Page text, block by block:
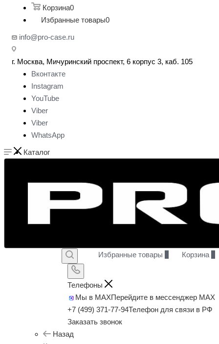
Корзина0
Избранные товары0
info@pro-case.ru
г. Москва, Мичуринский проспект, 6 корпус 3, каб. 105
Вконтакте
Instagram
YouTube
Viber
Viber
WhatsApp
Избранные товары Корзина
Телефоны
Мы в MAXПерейдите в мессенджер MAX
+7 (499) 371-77-94Телефон для связи в РФ
Заказать звонок
Каталог
Назад